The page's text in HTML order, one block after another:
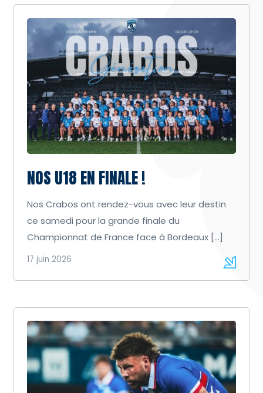
NOS U18 EN FINALE !
Nos Crabos ont rendez-vous avec leur destin
ce samedi pour la grande finale du
Championnat de France face à Bordeaux […]
17 juin 2026